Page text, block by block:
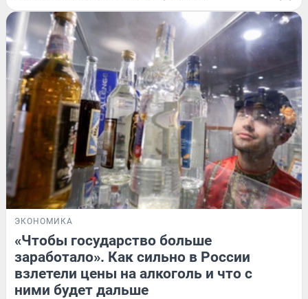
ЭКОНОМИКА
«Чтобы государство больше
заработало». Как сильно в России
взлетели цены на алкоголь и что с
ними будет дальше